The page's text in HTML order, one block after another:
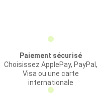
Paiement sécurisé
Choisissez ApplePay, PayPal,
Visa ou une carte
internationale